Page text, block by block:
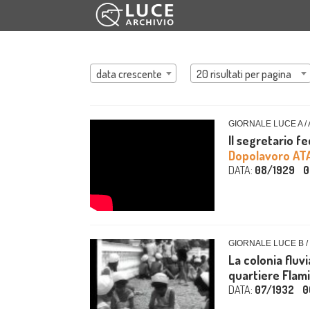
data crescente 20 risultati per pagina
GIORNALE LUCE A /
Il segretario
Dopolavoro
DATA: 08/1929
GIORNALE LUCE B /
La colonia
quartiere
DATA: 07/1932